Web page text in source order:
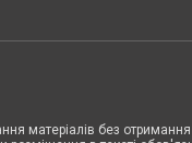
матеріалів без